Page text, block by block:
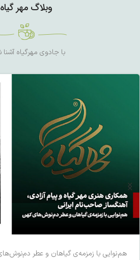
وبلاگ مهر گیاه
با جادوی مهرگیاه
هم‌نوایی با زمزمه‌ی گیاهان و عطر